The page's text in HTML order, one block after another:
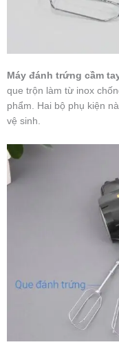
Máy đánh trứng cầm
que trộn làm từ inox
phẩm. Hai bộ phụ kiện
vệ sinh.